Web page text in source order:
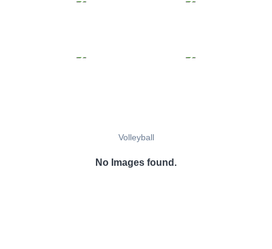
Volleyball
No Images found.